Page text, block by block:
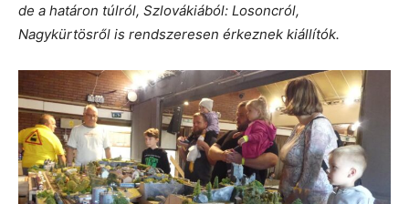
de a határon túlról, Szlovákiából: Losoncról,
Nagykürtösről is rendszeresen érkeznek kiállítók.